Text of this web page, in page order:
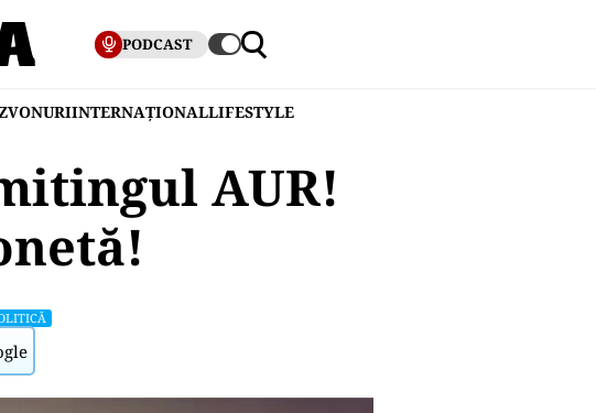
PODCAST
INTERNAȚIONALLIFESTYLE
AUR!